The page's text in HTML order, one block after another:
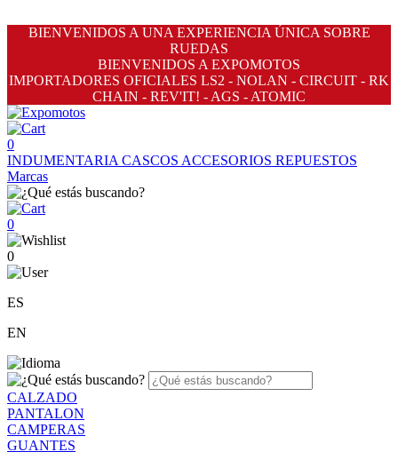
BIENVENIDOS A UNA EXPERIENCIA ÚNICA SOBRE
RUEDAS
BIENVENIDOS A EXPOMOTOS
IMPORTADORES OFICIALES LS2 - NOLAN - CIRCUIT - RK
CHAIN - REV'IT! - AGS - ATOMIC
0
INDUMENTARIA CASCOS ACCESORIOS REPUESTOS
Marcas
0
0
ES
EN
CALZADO
PANTALON
CAMPERAS
GUANTES